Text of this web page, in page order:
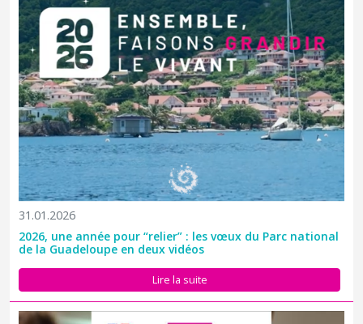
31.01.2026
2026, une année pour “relier” : les vœux du Parc national
de la Guadeloupe en deux vidéos
Lire la suite
décisives : un cap consolidé, une gestion plus structurée du
Grand Cul-de-Sac Marin, des actions de restauration et une
culture du risque renforcée autour de la Soufrière. Voici l...